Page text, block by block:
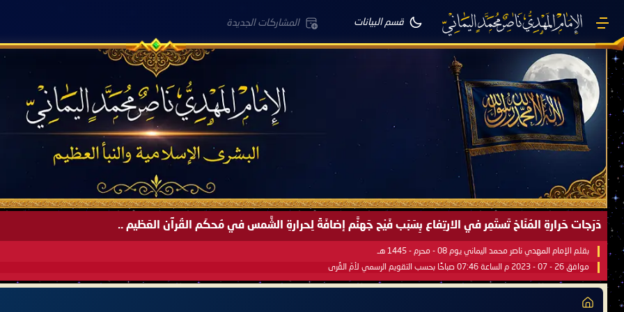
قسم البيانات المشاركات الجديدة
دَرَجات حَرارةِ المُنَاخ تَستَمِر في الارتِفاع بِسَبَب فَيْح جَهنَّم إضافَةً لِحرارةِ الشَّمس في مُحكَم القُرآن العَظيم ..
بقلم الإمام المهدي ناصر محمد اليماني يوم 08 - محرم - 1445 هـ
موافق 26 - 07 - 2023 م الساعة 07:46 صباحًا بحسب التقويم الرسمي لأمّ القُرى